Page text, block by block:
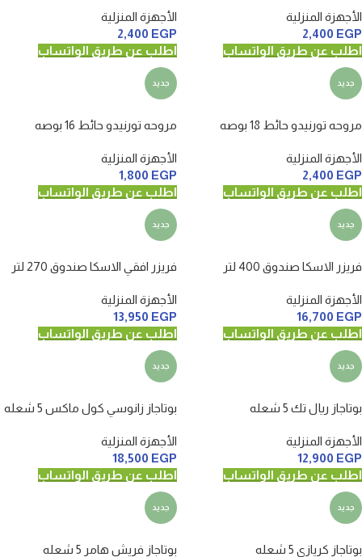
الأجهزة المنزلية
2,400 EGP
اطلب عن طريق الواتساب
الأجهزة المنزلية
2,400 EGP
اطلب عن طريق الواتساب
جديد
مروحه تورنيدو حائط 18 بوصه
الأجهزة المنزلية
2,400 EGP
اطلب عن طريق الواتساب
جديد
مروحه تورنيدو حائط 16 بوصه
الأجهزة المنزلية
1,800 EGP
اطلب عن طريق الواتساب
جديد
فريزر الاسكا صندوق 400 لتر
الأجهزة المنزلية
16,700 EGP
اطلب عن طريق الواتساب
جديد
فريزر افقي الاسكا صندوق 270 لتر
الأجهزة المنزلية
13,950 EGP
اطلب عن طريق الواتساب
جديد
بوتاجاز ريال تك 5 شعله
الأجهزة المنزلية
12,900 EGP
اطلب عن طريق الواتساب
جديد
بوتاجاز زانوسي كول ماكس 5 شعله
الأجهزة المنزلية
18,500 EGP
اطلب عن طريق الواتساب
جديد
بوتاجاز كريازي 5 شعله
جديد
بوتاجاز فريش هامر 5 شعله